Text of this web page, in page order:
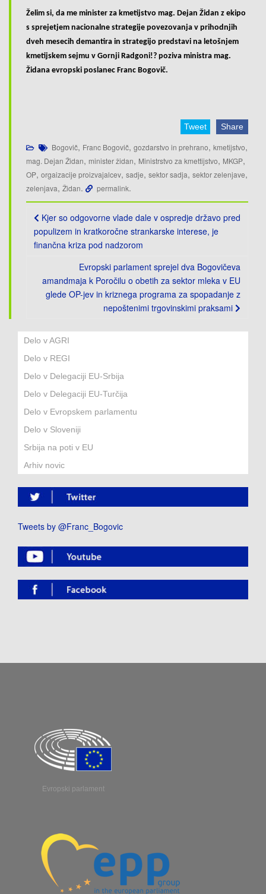
Želim si, da me minister za kmetijstvo mag. Dejan Židan z ekipo
s sprejetjem nacionalne strategije povezovanja v prihodnjih
dveh mesecih demantira in strategijo predstavi na letošnjem
kmetijskem sejmu v Gornji Radgoni!? poziva ministra mag.
Židana evropski poslanec Franc Bogovič.
Tweet Share
Bogovič, Franc Bogovič, gozdarstvo in prehrano, kmetijstvo,
mag. Dejan Židan, minister židan, Ministrstvo za kmettijstvo, MKGP,
OP, orgaizacije proizvajalcev, sadje, sektor sadja, sektor zelenjave,
zelenjava, Židan. permalink.
Post
navigation
Kjer so odgovorne vlade dale v ospredje državo pred
populizem in kratkoročne strankarske interese, je
finančna kriza pod nadzorom
Evropski parlament sprejel dva Bogovičeva
amandmaja k Poročilu o obetih za sektor mleka v EU
glede OP-jev in kriznega programa za spopadanje z
nepoštenimi trgovinskimi praksami
Delo v AGRI
Delo v REGI
Delo v Delegaciji EU-Srbija
Delo v Delegaciji EU-Turčija
Delo v Evropskem parlamentu
Delo v Sloveniji
Srbija na poti v EU
Arhiv novic
Tweets by @Franc_Bogovic
Evropski parlament